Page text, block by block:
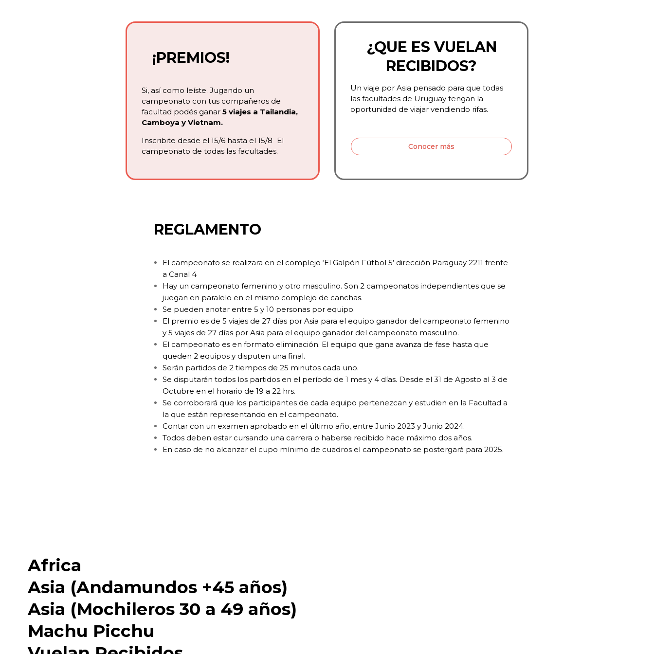
¡PREMIOS!
Si, así como leíste. Jugando un
campeonato con tus compañeros de
facultad podés ganar 5 viajes a Tailandia,
Camboya y Vietnam.
Inscribite desde el 15/6 hasta el 15/8 El
campeonato de todas las facultades.
¿QUE ES VUELAN
RECIBIDOS?
Un viaje por Asia pensado para que todas
las facultades de Uruguay tengan la
oportunidad de viajar vendiendo rifas.
Conocer más
REGLAMENTO
El campeonato se realizara en el complejo ‘El Galpón Fútbol 5’ dirección Paraguay 2211 frente
a Canal 4
Hay un campeonato femenino y otro masculino. Son 2 campeonatos independientes que se
juegan en paralelo en el mismo complejo de canchas.
Se pueden anotar entre 5 y 10 personas por equipo.
El premio es de 5 viajes de 27 días por Asia para el equipo ganador del campeonato femenino
y 5 viajes de 27 días por Asia para el equipo ganador del campeonato masculino.
El campeonato es en formato eliminación. El equipo que gana avanza de fase hasta que
queden 2 equipos y disputen una final.
Serán partidos de 2 tiempos de 25 minutos cada uno.
Se disputarán todos los partidos en el período de 1 mes y 4 días. Desde el 31 de Agosto al 3 de
Octubre en el horario de 19 a 22 hrs.
Se corroborará que los participantes de cada equipo pertenezcan y estudien en la Facultad a
la que están representando en el campeonato.
Contar con un examen aprobado en el último año, entre Junio 2023 y Junio 2024.
Todos deben estar cursando una carrera o haberse recibido hace máximo dos años.
En caso de no alcanzar el cupo mínimo de cuadros el campeonato se postergará para 2025.
Africa
Asia (Andamundos +45 años)
Asia (Mochileros 30 a 49 años)
Machu Picchu